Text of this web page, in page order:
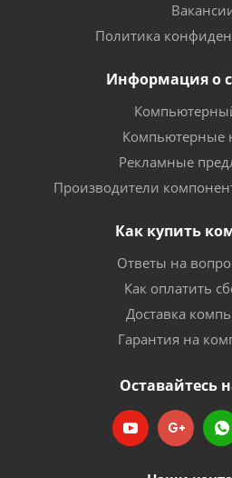
Политика
Информация о
Компьютерные
Рекламные
Производители
Как купить
Ответы на
Как оплатить
Доставка
Гарантия на
Оставайтесь